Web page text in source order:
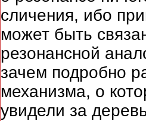
сличения, ибо
может быть
резонансной
зачем подробно
механизма, о
увидели за